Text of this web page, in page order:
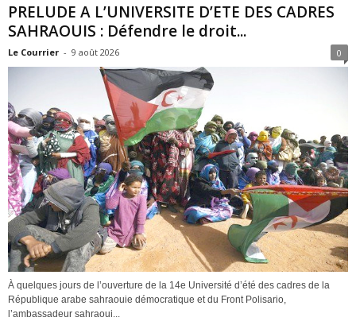
PRELUDE A L’UNIVERSITE D’ETE DES CADRES
SAHRAOUIS : Défendre le droit...
Le Courrier - 9 août 2026 0
À quelques jours de l’ouverture de la 14e Université d’été des cadres de la
République arabe sahraouie démocratique et du Front Polisario,
l’ambassadeur sahraoui...